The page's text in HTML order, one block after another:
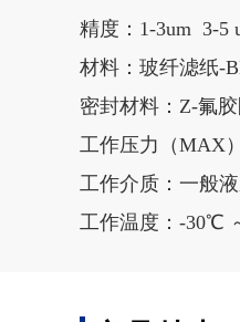
精度：1-3um 3-
材料：玻纤滤纸-
密封材料：Z-氟
工作压力（MAX
工作介质：一般
工作温度：-30℃